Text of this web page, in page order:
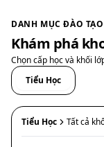
DANH MỤC ĐÀO TẠO
Khám phá
Chọn cấp học và khối
Tiểu Học
Tiểu Học Tất cả